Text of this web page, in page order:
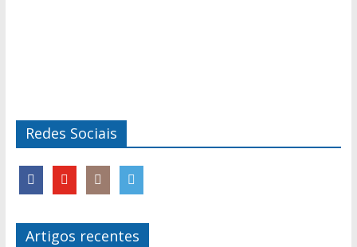
Redes Sociais
Artigos recentes